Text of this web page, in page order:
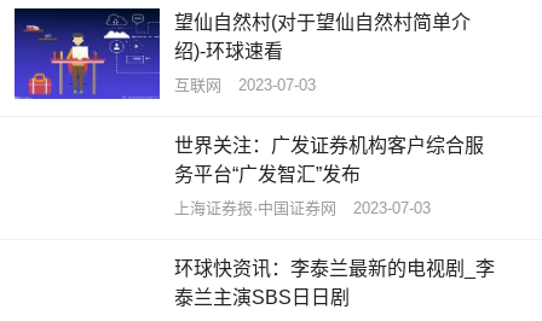
望仙自然村(对于望仙自然村简单介
绍)-环球速看
互联网 2023-07-03
世界关注：广发证券机构客户综合服
务平台“广发智汇”发布
上海证券报·中国证券网 2023-07-03
环球快资讯：李泰兰最新的电视剧_李
泰兰主演SBS日日剧